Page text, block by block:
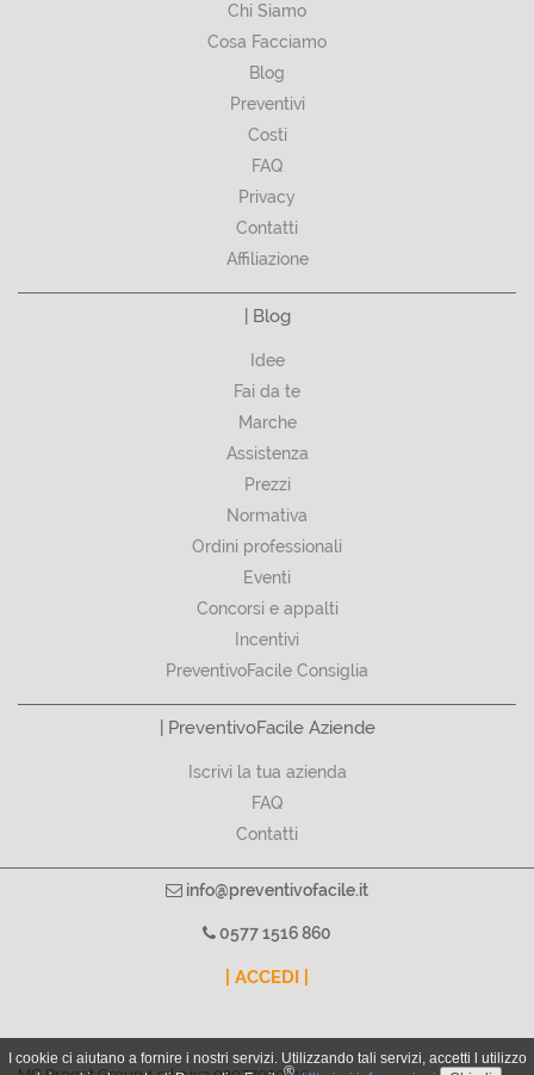
I cookie ci aiutano a fornire i nostri servizi. Utilizzando tali servizi, accetti l utilizzo
®
Chi Siamo
Cosa Facciamo
Blog
Preventivi
Costi
FAQ
Privacy
Contatti
Affiliazione
| Blog
Idee
Fai da te
Marche
Assistenza
Prezzi
Normativa
Ordini professionali
Eventi
Concorsi e appalti
Incentivi
PreventivoFacile Consiglia
| PreventivoFacile Aziende
Iscrivi la tua azienda
FAQ
Contatti
info@preventivofacile.it
0577 1516 860
| ACCEDI |